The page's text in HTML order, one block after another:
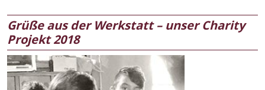
Grüße aus der Werkstatt – unser Charity
Projekt 2018